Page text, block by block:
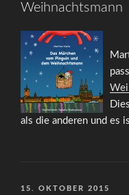
Weihnachtsmann
als die anderen und es
VERÖFFENTLICHT
15. OKTOBER 2015